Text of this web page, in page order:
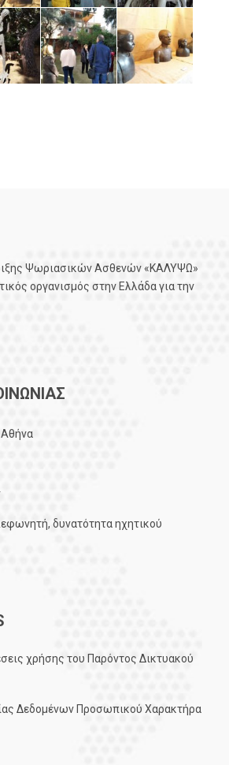
Ψωριασικών Ασθενών «ΚΑΛΥΨΩ»
οργανισμός στην Ελλάδα για την
Αθήνα
δυνατότητα ηχητικού
χρήσης του Παρόντος Δικτυακού
Δεδομένων Προσωπικού Χαρακτήρα